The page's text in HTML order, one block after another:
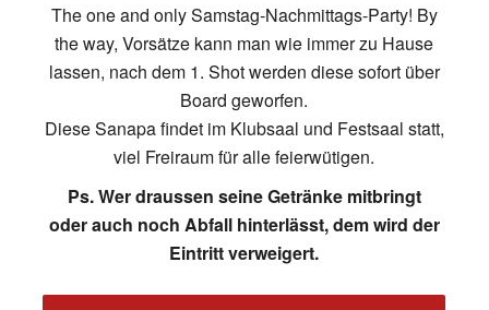
The one and only Samstag-Nachmittags-Party! By
the way, Vorsätze kann man wie immer zu Hause
lassen, nach dem 1. Shot werden diese sofort über
Board geworfen.
Diese Sanapa findet im Klubsaal und Festsaal statt,
viel Freiraum für alle feierwütigen.
Ps. Wer draussen seine Getränke mitbringt
oder auch noch Abfall hinterlässt, dem wird der
Eintritt verweigert.